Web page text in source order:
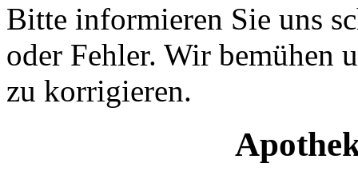
Bitte informieren Sie uns
oder Fehler. Wir bemühen
zu korrigieren.